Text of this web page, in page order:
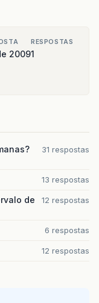
2009
RESPOSTAS
1
31 respostas
13 respostas
de
12 respostas
6 respostas
12 respostas